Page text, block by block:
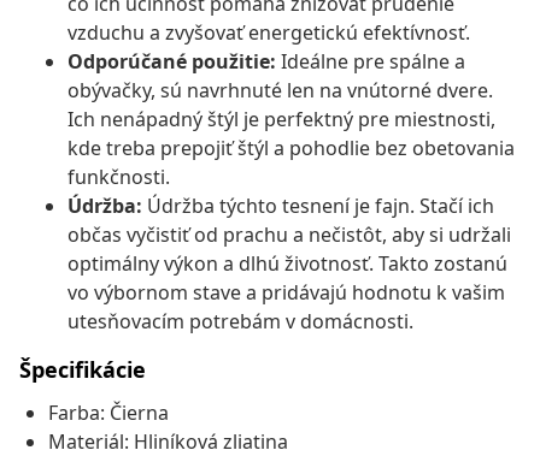
vzduchu a zvyšovať energetickú efektívnosť.
Odporúčané použitie: Ideálne pre spálne a
obývačky, sú navrhnuté len na vnútorné dvere.
Ich nenápadný štýl je perfektný pre miestnosti,
kde treba prepojiť štýl a pohodlie bez obetovania
funkčnosti.
Údržba: Údržba týchto tesnení je fajn. Stačí ich
občas vyčistiť od prachu a nečistôt, aby si udržali
optimálny výkon a dlhú životnosť. Takto zostanú
vo výbornom stave a pridávajú hodnotu k vašim
utesňovacím potrebám v domácnosti.
Špecifikácie
Farba: Čierna
Materiál: Hliníková zliatina